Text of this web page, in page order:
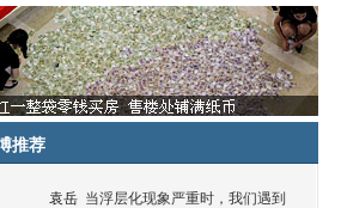
推荐
袁岳 当浮层化现象严重时，我们遇到